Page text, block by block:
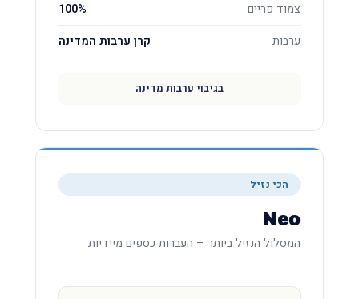
צמוד פריים
100%
ערבות
קרן ערבות המדינה
בגיבוי ערבות מדינה
הכי נזיל
Neo
המסלול הנזיל ביותר – העברות כספים מיידיות